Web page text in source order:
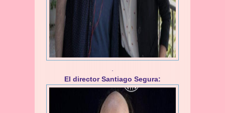
El director Santiago Segura: